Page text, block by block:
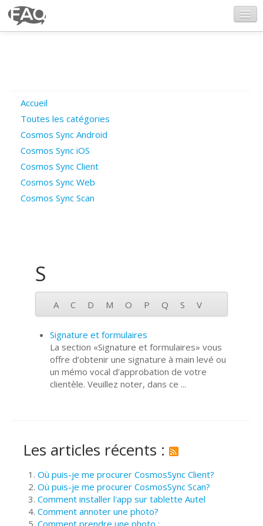
Poser une question
Questions ouvertes
Connexion
Accueil
Toutes les catégories
Cosmos Sync Android
Cosmos Sync iOS
Cosmos Sync Client
Cosmos Sync Web
Cosmos Sync Scan
S
A C D M O P Q S V
Signature et formulaires
La section «Signature et formulaires» vous
offre d’obtenir une signature à main levé ou
un mémo vocal d’approbation de votre
clientèle. Veuillez noter, dans ce ...
Les articles récents :
Où puis-je me procurer CosmosSync Client?
Où puis-je me procurer CosmosSync Scan?
Comment installer l'app sur tablette Autel
Comment annoter une photo?
Comment prendre une photo :